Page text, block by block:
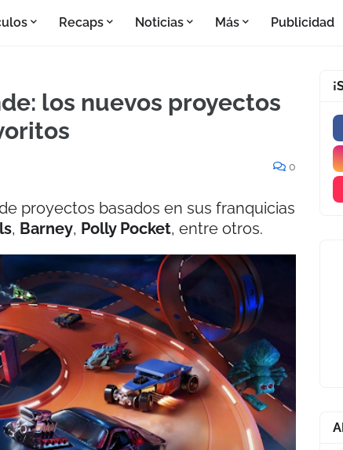
Recaps Noticias Más Publicidad
los nuevos proyectos
0
proyectos basados en sus franquicias
, Barney, Polly Pocket, entre otros.